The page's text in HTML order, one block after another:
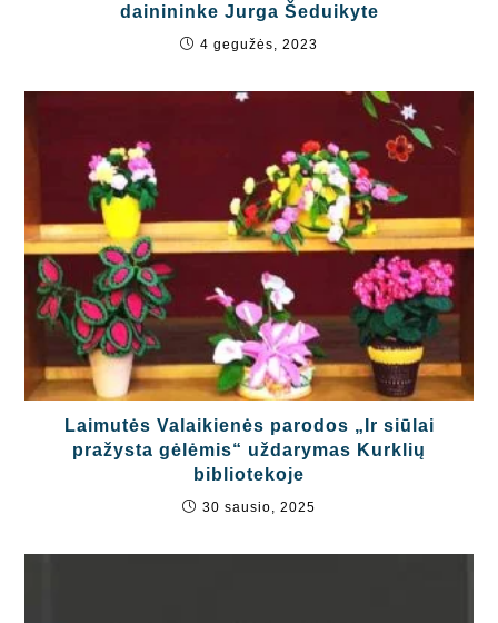
dainininke Jurga Šeduikyte
4 gegužės, 2023
Laimutės Valaikienės parodos „Ir siūlai
pražysta gėlėmis“ uždarymas Kurklių
bibliotekoje
30 sausio, 2025